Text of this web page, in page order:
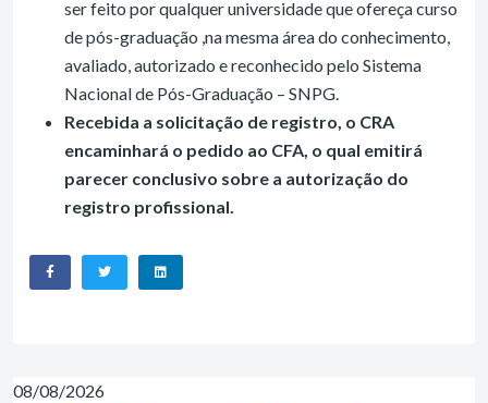
ser feito por qualquer universidade que ofereça curso
de pós-graduação ,na mesma área do conhecimento,
avaliado, autorizado e reconhecido pelo Sistema
Nacional de Pós-Graduação – SNPG.
Recebida a solicitação de registro, o CRA
encaminhará o pedido ao CFA, o qual emitirá
parecer conclusivo sobre a autorização do
registro profissional.
08/08/2026